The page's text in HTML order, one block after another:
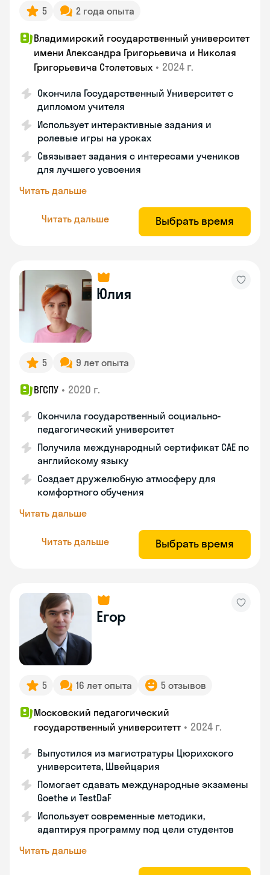
5 2 года опыта
Владимирский государственный университет
имени Александра Григорьевича и Николая
Григорьевича Столетовых • 2024 г.
Окончила Государственный Университет с
дипломом учителя
Использует интерактивные задания и
ролевые игры на уроках
Связывает задания с интересами учеников
для лучшего усвоения
Читать дальше
Читать дальше Выбрать время
Юлия
5 9 лет опыта
ВГСПУ • 2020 г.
Окончила государственный социально-
педагогический университет
Получила международный сертификат САЕ по
английскому языку
Создает дружелюбную атмосферу для
комфортного обучения
Читать дальше
Читать дальше Выбрать время
Егор
5 16 лет опыта 5 отзывов
Московский педагогический
государственный университетт • 2024 г.
Выпустился из магистратуры Цюрихского
университета, Швейцария
Помогает сдавать международные экзамены
Goethe и TestDaF
Использует современные методики,
адаптируя программу под цели студентов
Читать дальше